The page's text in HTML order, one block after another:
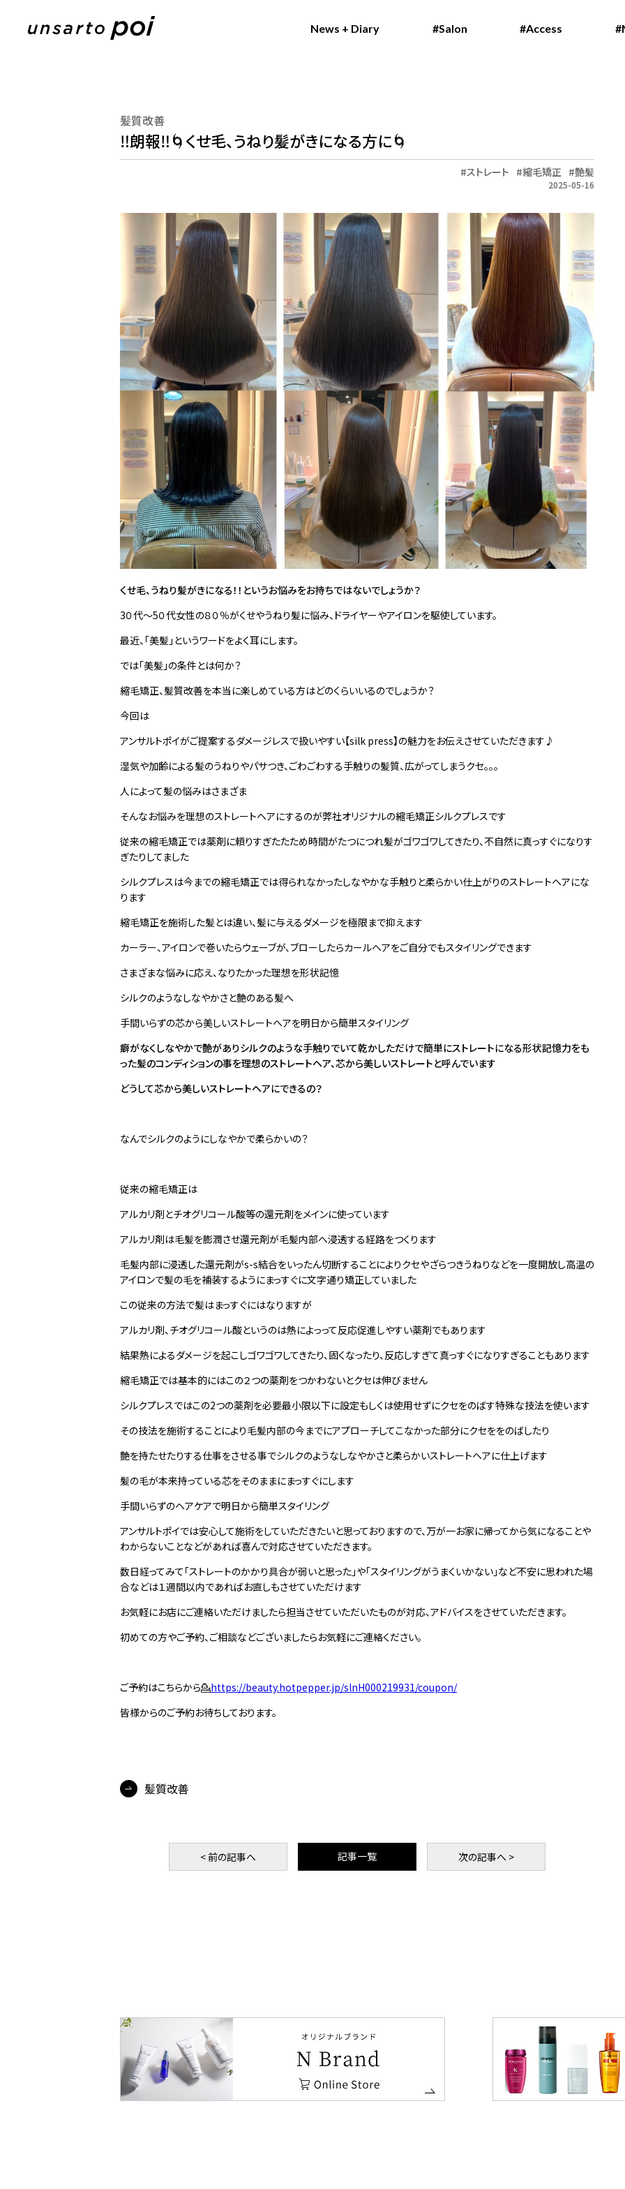
News + Diary #Salon #Access
News + Diary #Salon #Access
髪質改善
‼️朗報‼️🌀くせ毛、うねり髪がきになる方に🌀
ストレート 縮毛矯正 艶髪
2025-05-16
くせ毛、うねり髪がきになる！！ というお悩みをお持ちではないでしょうか？
3０代〜5０代女性の８０％がくせやうねり髪に悩み、ドライヤーやアイロンを駆使しています。
最近、「美髪」というワードをよく耳にします。
では「美髪」の条件とは何か？
縮毛矯正、髪質改善を本当に楽しめている方はどのくらいいるのでしょうか？
今回は
アンサルトポイがご提案するダメージレスで扱いやすい【silk press】の魅力をお伝えさせていただきます♪
湿気や加齢による髪のうねりやパサつき、ごわごわする手触りの髪質、広がってしまうクセ。。。
人によって髪の悩みはさまざま
そんなお悩みを理想のストレートヘアにするのが弊社オリジナルの縮毛矯正シルクプレスです
従来の縮毛矯正では薬剤に頼りすぎたたため時間がたつにつれ髪がゴワゴワしてきたり、不自然に真っすぐになりす
ぎたりしてました
シルクプレスは今までの縮毛矯正では得られなかったしなやかな手触りと柔らかい仕上がりのストレートヘアにな
ります
縮毛矯正を施術した髪とは違い、髪に与えるダメージを極限まで抑えます
カーラー、アイロンで巻いたらウェーブが、ブローしたらカールヘアをご自分でもスタイリングできます
さまざまな悩みに応え、なりたかった理想を形状記憶
シルクのようなしなやかさと艶のある髪へ
手間いらずの芯から美しいストレートヘアを明日から簡単スタイリング
癖がなくしなやかで艶がありシルクのような手触りでいて乾かしただけで簡単にストレートになる形状記憶力をも
った髪のコンディションの事を理想のストレートヘア、芯から美しいストレートと呼んでいます
どうして芯から美しいストレートヘアにできるの？
なんでシルクのようにしなやかで柔らかいの？
従来の縮毛矯正は
アルカリ剤とチオグリコール酸等の還元剤をメインに使っています
アルカリ剤は毛髪を膨潤させ還元剤が毛髪内部へ浸透する経路をつくります
毛髪内部に浸透した還元剤がs-s結合をいったん切断することによりクセやざらつきうねりなどを一度開放し高温の
アイロンで髪の毛を補装するようにまっすぐに文字通り矯正していました
この従来の方法で髪はまっすぐにはなりますが
アルカリ剤、チオグリコール酸というのは熱によっって反応促進しやすい薬剤でもあります
結果熱によるダメージを起こしゴワゴワしてきたり、固くなったり、反応しすぎて真っすぐになりすぎることもあります
縮毛矯正では基本的にはこの２つの薬剤をつかわないとクセは伸びません
シルクプレスではこの2つの薬剤を必要最小限以下に設定もしくは使用せずにクセをのばす特殊な技法を使います
その技法を施術することにより毛髪内部の今までにアプローチしてこなかった部分にクセををのばしたり
艶を持たせたりする仕事をさせる事でシルクのようなしなやかさと柔らかいストレートヘアに仕上げます
髪の毛が本来持っている芯をそのままにまっすぐにします
手間いらずのヘアケアで明日から簡単スタイリング
アンサルトポイでは安心して施術をしていただきたいと思っておりますので、万が一お家に帰ってから気になることや
わからないことなどがあれば喜んで対応させていただきます。
数日経ってみて「ストレートのかかり具合が弱いと思った」や「スタイリングがうまくいかない」など不安に思われた場
合などは１週間以内であればお直しもさせていただけます
お気軽にお店にご連絡いただけましたら担当させていただいたものが対応、アドバイスをさせていただきます。
初めての方やご予約、ご相談などございましたらお気軽にご連絡ください。
ご予約はこちらから💁https://beauty.hotpepper.jp/slnH000219931/coupon/
皆様からのご予約お待ちしております。
髪質改善
< 前の記事へ 記事一覧 次の記事へ >